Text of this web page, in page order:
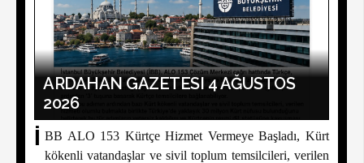
ARDAHAN GAZETESI 4 AĞUSTOS
2026
İ BB ALO 153 Kürtçe Hizmet Vermeye Başladı, Kürt
kökenli vatandaşlar ve sivil toplum temsilcileri, verilen